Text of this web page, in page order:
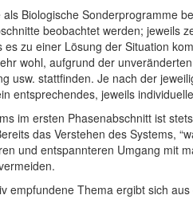
Biologische Sonderprogramme
beobachtet werden; jeweils
es zu einer Lösung der Situation
wohl, aufgrund der
usw. stattfinden. Je nach der
entsprechendes, jeweils
im ersten Phasenabschnitt ist
das Verstehen des Systems,
und entspannteren Umgang mit
empfundene Thema ergibt sich